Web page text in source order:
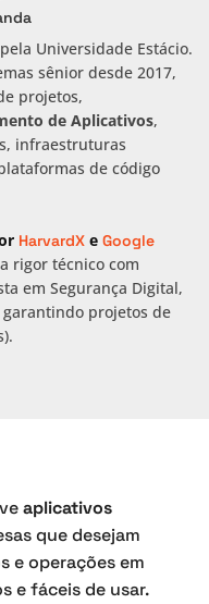
Universidade Estácio.
sênior desde 2017,
projetos,
de Aplicativos,
infraestruturas
de código
HarvardX e Google
rigor técnico com
em Segurança Digital,
garantindo projetos de
aplicativos
que desejam
e operações em
e fáceis de usar.